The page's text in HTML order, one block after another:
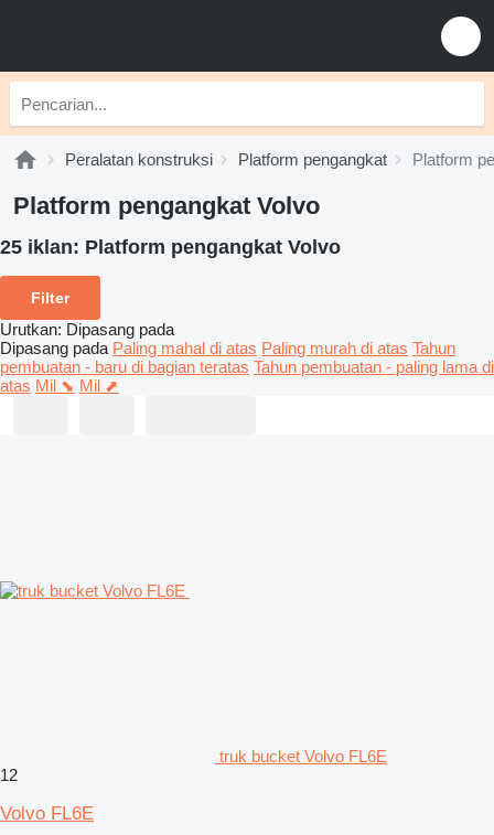
Peralatan konstruksi Platform pengangkat Platform
Platform pengangkat Volvo
25 iklan: Platform pengangkat Volvo
Filter
Urutkan: Dipasang pada
Dipasang pada Paling mahal di atas Paling murah di atas Tahun
pembuatan - baru di bagian teratas Tahun pembuatan - paling lama di
atas Mil ⬊ Mil ⬈
truk bucket Volvo FL6E
12
Volvo FL6E